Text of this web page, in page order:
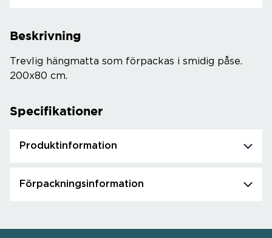
Beskrivning
Trevlig hängmatta som förpackas i smidig påse.
200x80 cm.
Specifikationer
Produktinformation
Förpackningsinformation